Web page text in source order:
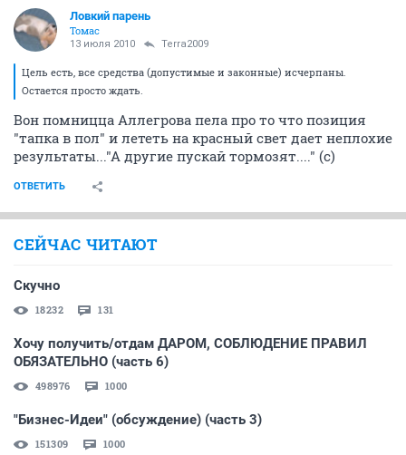
Ловкий парень
Томас
13 июля 2010 Terra2009
Цель есть, все средства (допустимые и законные) исчерпаны.
Остается просто ждать.
Вон помницца Аллегрова пела про то что позиция
"тапка в пол" и лететь на красный свет дает неплохие
результаты..."А другие пускай тормозят...." (с)
ОТВЕТИТЬ
СЕЙЧАС ЧИТАЮТ
Скучно
18232 131
Хочу получить/отдам ДАРОМ, СОБЛЮДЕНИЕ ПРАВИЛ
ОБЯЗАТЕЛЬНО (часть 6)
498976 1000
"Бизнес-Идеи" (обсуждение) (часть 3)
151309 1000